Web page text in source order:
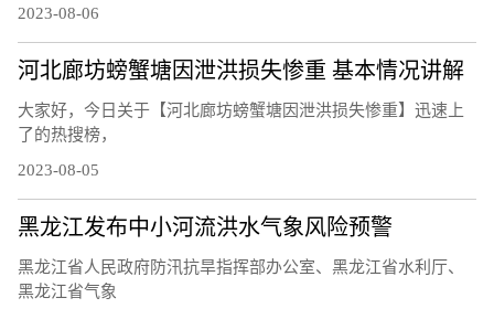
2023-08-06
河北廊坊螃蟹塘因泄洪损失惨重 基本情况讲解
大家好，今日关于【河北廊坊螃蟹塘因泄洪损失惨重】迅速上
了的热搜榜，
2023-08-05
黑龙江发布中小河流洪水气象风险预警
黑龙江省人民政府防汛抗旱指挥部办公室、黑龙江省水利厅、
黑龙江省气象